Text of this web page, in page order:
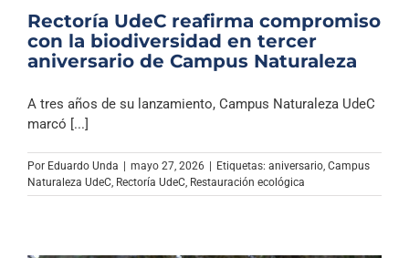
Columnas
Música Clásica
Especiales
Rectoría UdeC reafirma compromiso
con la biodiversidad en tercer
aniversario de Campus Naturaleza
A tres años de su lanzamiento, Campus Naturaleza UdeC
marcó [...]
Por Eduardo Unda mayo 27, 2026 Etiquetas: aniversario, Campus
Naturaleza UdeC, Rectoría UdeC, Restauración ecológica